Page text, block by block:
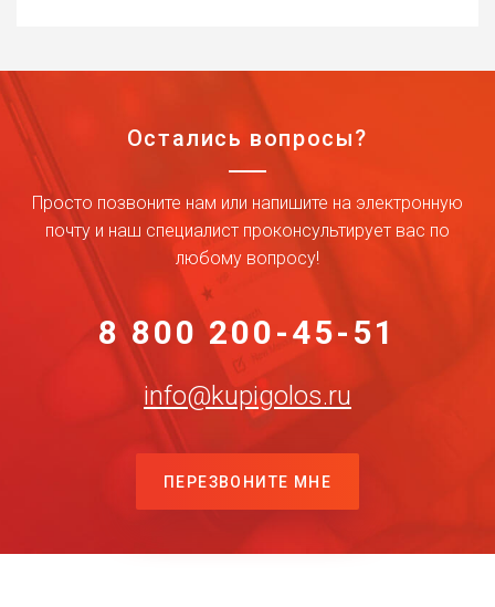
Остались вопросы?
Просто позвоните нам или напишите на электронную
почту и наш специалист проконсультирует вас по
любому вопросу!
8 800 200-45-51
info@kupigolos.ru
ПЕРЕЗВОНИТЕ МНЕ